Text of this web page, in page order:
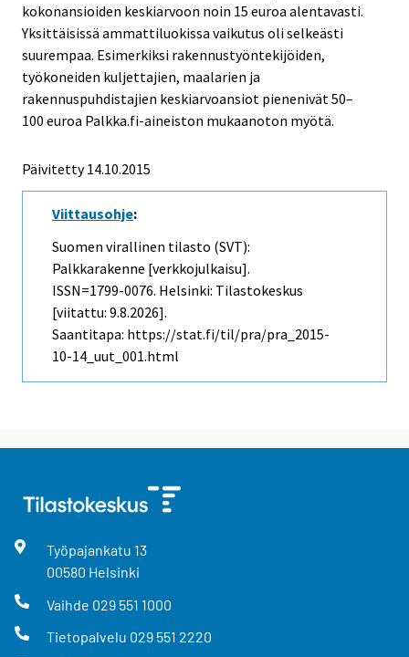
kokonansioiden keskiarvoon noin 15 euroa alentavasti.
Yksittäisissä ammattiluokissa vaikutus oli selkeästi
suurempaa. Esimerkiksi rakennustyöntekijöiden,
työkoneiden kuljettajien, maalarien ja
rakennuspuhdistajien keskiarvoansiot pienenivät 50–
100 euroa Palkka.fi-aineiston mukaanoton myötä.
Päivitetty 14.10.2015
Viittausohje:
Suomen virallinen tilasto (SVT):
Palkkarakenne [verkkojulkaisu].
ISSN=1799-0076. Helsinki: Tilastokeskus
[viitattu: 9.8.2026].
Saantitapa: https://stat.fi/til/pra/pra_2015-
10-14_uut_001.html
Työpajankatu 13
00580 Helsinki
Vaihde 029 551 1000
Tietopalvelu 029 551 2220